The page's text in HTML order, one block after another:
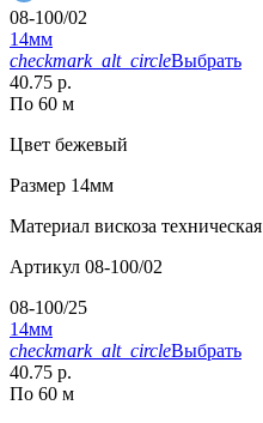
08-100/02
14мм
checkmark_alt_circleВыбрать
40.75 р.
По 60 м
Цвет бежевый
Размер 14мм
Материал вискоза техническая
Артикул 08-100/02
08-100/25
14мм
checkmark_alt_circleВыбрать
40.75 р.
По 60 м